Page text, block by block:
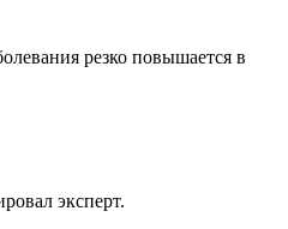
резко повышается в
эксперт.